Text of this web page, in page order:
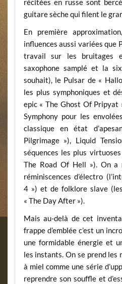
récitées en russe sont
guitare sèche qui filent le
En première
influences aussi variées que
travail sur les bruitages
saxophone samplé et la
souhait), le Pulsar de «
les plus symphoniques et
epic « The Ghost Of
Symphony pour les
classique en état
Pilgrimage »), Liquid
séquences les plus
The Road Of Hell »). On a
réminiscences d’électro
4 ») et de folklore slave
« The Day After »).
Mais au-delà de cet
frappe d’emblée c’est un
une formidable énergie et
les instants. On se prend les
à miel comme une série
reprendre son souffle et